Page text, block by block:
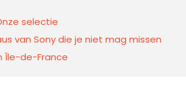
selectie
van Sony die je niet mag missen
Île-de-France